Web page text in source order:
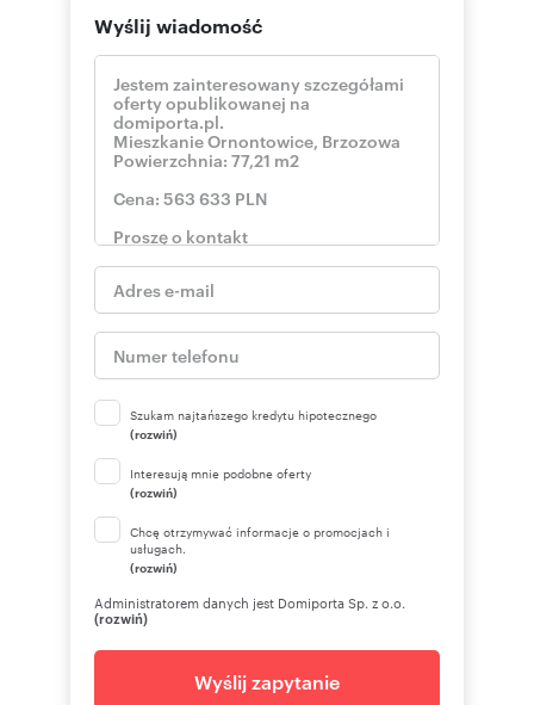
Wyślij wiadomość
Szukam najtańszego kredytu hipotecznego
(rozwiń)
Interesują mnie podobne oferty
(rozwiń)
Chcę otrzymywać informacje o promocjach i
usługach.
(rozwiń)
Administratorem danych jest Domiporta Sp. z o.o.
(rozwiń)
Wyślij zapytanie